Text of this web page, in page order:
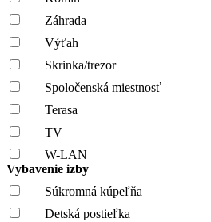
Záhrada
Výťah
Skrinka/trezor
Spoločenská miestnosť
Terasa
TV
W-LAN
Vybavenie izby
Súkromná kúpeľňa
Detská postieľka